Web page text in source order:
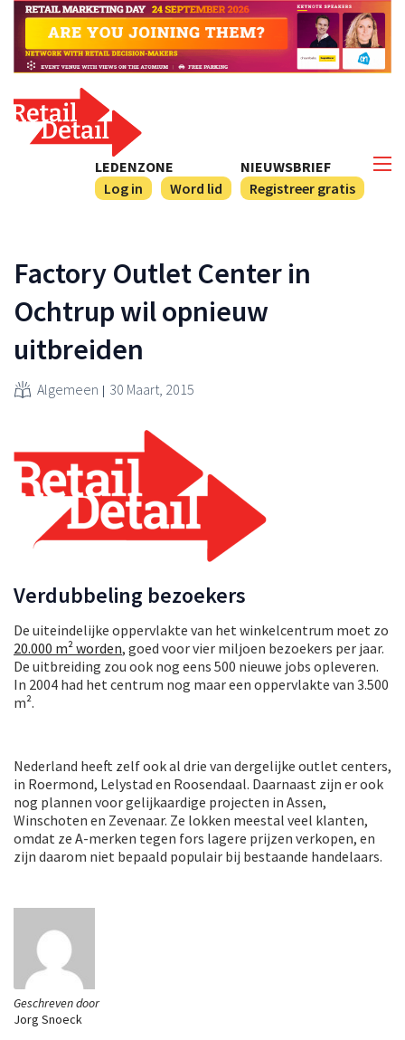
NIEUWSBRIEF
Registreer gratis
LEDENZONE
Log in
Word lid
Geschreven door
Jorg Snoeck
Factory Outlet Center in
Ochtrup wil opnieuw
uitbreiden
Algemeen 30 Maart, 2015
Verdubbeling bezoekers
De uiteindelijke oppervlakte van het winkelcentrum moet zo
20.000 m² worden, goed voor vier miljoen bezoekers per jaar.
De uitbreiding zou ook nog eens 500 nieuwe jobs opleveren.
In 2004 had het centrum nog maar een oppervlakte van 3.500
m².
Nederland heeft zelf ook al drie van dergelijke outlet centers,
in Roermond, Lelystad en Roosendaal. Daarnaast zijn er ook
nog plannen voor gelijkaardige projecten in Assen,
Winschoten en Zevenaar. Ze lokken meestal veel klanten,
omdat ze A-merken tegen fors lagere prijzen verkopen, en
zijn daarom niet bepaald populair bij bestaande handelaars.